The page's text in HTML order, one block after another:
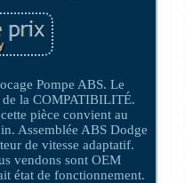
Pompe ABS. Le
de la COMPATIBILITÉ.
pièce convient au
Assemblée ABS Dodge
de vitesse adaptatif.
vendons sont OEM
état de fonctionnement.